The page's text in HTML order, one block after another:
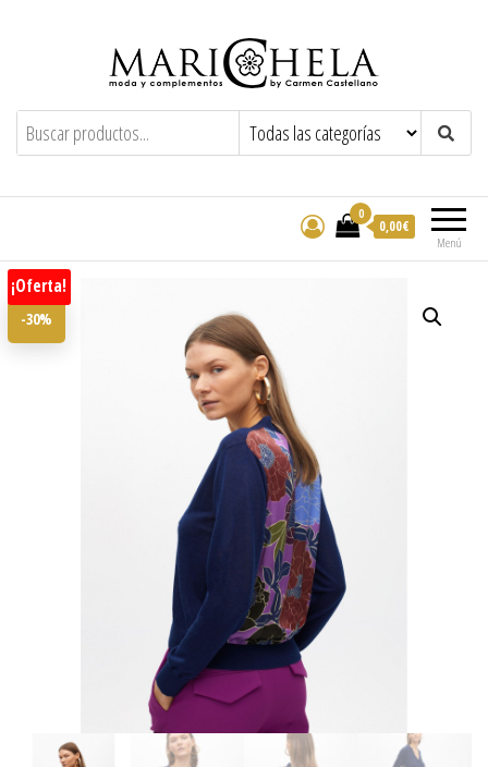
Marichela By Carmen Castellano
Menú
0
0,00€
-30%
¡Oferta!